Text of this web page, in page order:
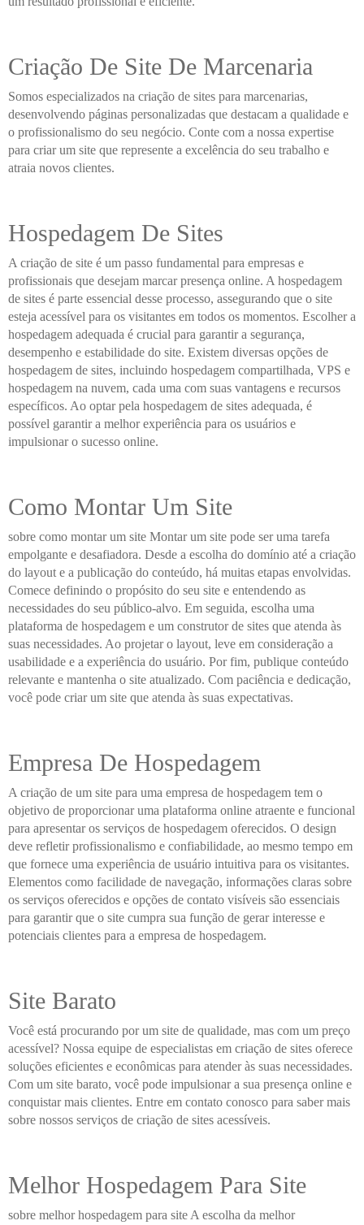
Criação De Site De Marcenaria
Somos especializados na criação de sites para marcenarias,
desenvolvendo páginas personalizadas que destacam a qualidade e
o profissionalismo do seu negócio. Conte com a nossa expertise
para criar um site que represente a excelência do seu trabalho e
atraia novos clientes.
Hospedagem De Sites
A criação de site é um passo fundamental para empresas e
profissionais que desejam marcar presença online. A hospedagem
de sites é parte essencial desse processo, assegurando que o site
esteja acessível para os visitantes em todos os momentos. Escolher a
hospedagem adequada é crucial para garantir a segurança,
desempenho e estabilidade do site. Existem diversas opções de
hospedagem de sites, incluindo hospedagem compartilhada, VPS e
hospedagem na nuvem, cada uma com suas vantagens e recursos
específicos. Ao optar pela hospedagem de sites adequada, é
possível garantir a melhor experiência para os usuários e
impulsionar o sucesso online.
Como Montar Um Site
sobre como montar um site Montar um site pode ser uma tarefa
empolgante e desafiadora. Desde a escolha do domínio até a criação
do layout e a publicação do conteúdo, há muitas etapas envolvidas.
Comece definindo o propósito do seu site e entendendo as
necessidades do seu público-alvo. Em seguida, escolha uma
plataforma de hospedagem e um construtor de sites que atenda às
suas necessidades. Ao projetar o layout, leve em consideração a
usabilidade e a experiência do usuário. Por fim, publique conteúdo
relevante e mantenha o site atualizado. Com paciência e dedicação,
você pode criar um site que atenda às suas expectativas.
Empresa De Hospedagem
A criação de um site para uma empresa de hospedagem tem o
objetivo de proporcionar uma plataforma online atraente e funcional
para apresentar os serviços de hospedagem oferecidos. O design
deve refletir profissionalismo e confiabilidade, ao mesmo tempo em
que fornece uma experiência de usuário intuitiva para os visitantes.
Elementos como facilidade de navegação, informações claras sobre
os serviços oferecidos e opções de contato visíveis são essenciais
para garantir que o site cumpra sua função de gerar interesse e
potenciais clientes para a empresa de hospedagem.
Site Barato
Você está procurando por um site de qualidade, mas com um preço
acessível? Nossa equipe de especialistas em criação de sites oferece
soluções eficientes e econômicas para atender às suas necessidades.
Com um site barato, você pode impulsionar a sua presença online e
conquistar mais clientes. Entre em contato conosco para saber mais
sobre nossos serviços de criação de sites acessíveis.
Melhor Hospedagem Para Site
sobre melhor hospedagem para site A escolha da melhor